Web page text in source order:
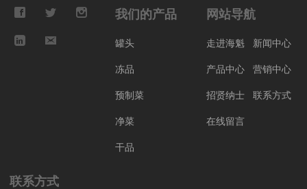
我们的产品
罐头
冻品
预制菜
净菜
干品
网站导航
走进海魁
新闻中心
产品中心
营销中心
招贤纳士
联系方式
在线留言
联系方式